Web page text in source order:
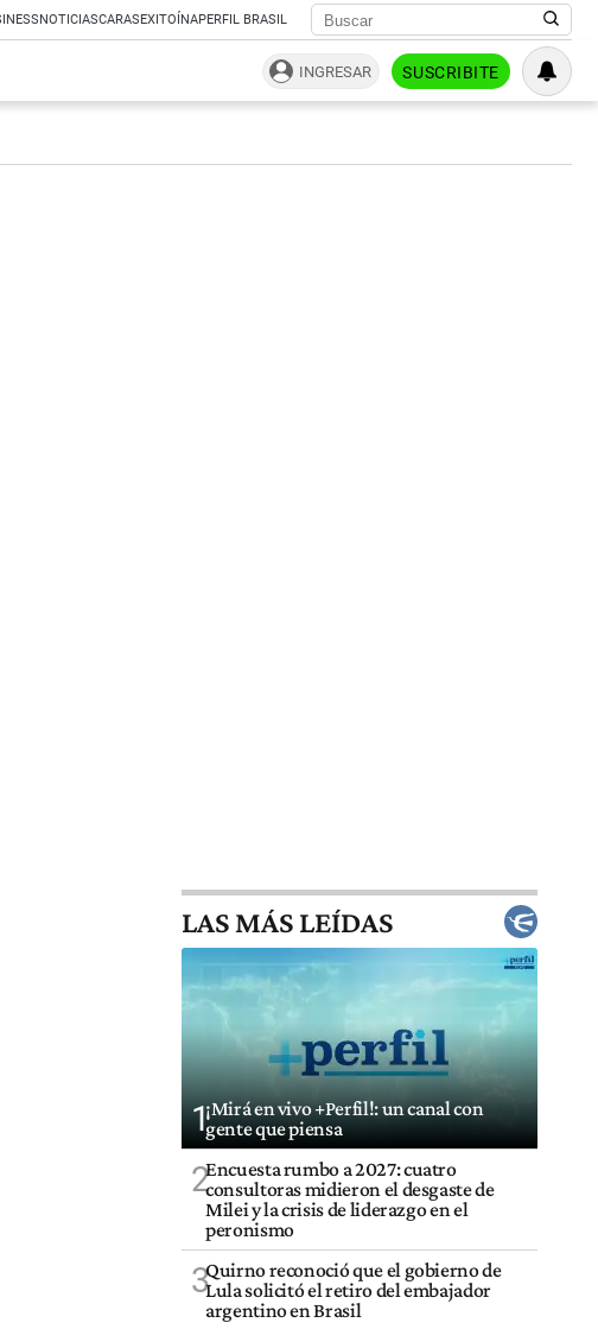
NOTICIASCARASEXITOÍNAPERFIL BRASIL
INGRESAR SUSCRIBITE
LAS MÁS LEÍDAS
1¡Mirá en vivo +Perfil!: un canal con
gente que piensa
2Encuesta rumbo a 2027: cuatro
consultoras midieron el desgaste de
Milei y la crisis de liderazgo en el
peronismo
3Quirno reconoció que el gobierno de
Lula solicitó el retiro del embajador
argentino en Brasil